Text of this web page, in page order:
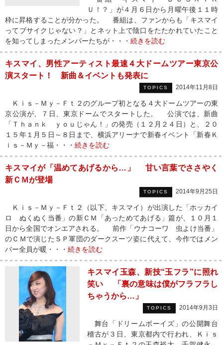
Ｕ！？」が４月６日から月曜午後１１時
枠に昇格することが分かった。 番組は、ファンからも「キスマイ
ってブサイクじゃない？」とネット上で陰口をたたかれていたこと
を知ってしまったメンバーたちが・・・ 続きを読む
キスマイ、男性アーティスト最速４大ドームツアー東京公
演スタート！ 新曲＆イベントも発表に
TOPICS 2014年11月8日
Ｋｉｓ－Ｍｙ－Ｆｔ２のグループ初となる４大ドームツアーの東
京公演が、７日、東京ドームでスタートした。 公演では、新曲
「Ｔｈａｎｋ ｙｏｕじゃん！」の発売（１２月２４日）と、２０
１５年１月５日～８日まで、横浜アリーナで新春イベント「新春Ｋ
ｉｓ－Ｍｙ－福・・・ 続きを読む
キスマイが「温めてあげるから…」 甘い言葉でささやく
新ＣＭが登場
TOPICS 2014年9月25日
Ｋｉｓ－Ｍｙ－Ｆｔ２（以下、キスマイ）が出演した「ホッカイ
ロ ぬくぬく当番」の新ＣＭ「あっためてあげる」篇が、１０月１
日から全国でオンエアされる。 前作「ウナコーワ 虫よけ当番」
のＣＭで演じたＳＰ軍団のダークスーツ姿に代えて、今作ではメン
バー全員が暖・・・ 続きを読む
キスマイ玉森、新技“玉フラ”に照れ
笑い 「裏の意味は僕がフラフラし
ちゃうから…」
TOPICS 2014年9月3日
舞台「ドリームボーイズ」の公開舞台
稽古が３日、東京都内で行われ、Ｋｉｓ